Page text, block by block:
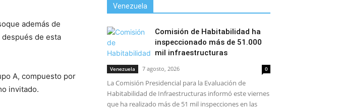
además de
de esta
A, compuesto por
invitado.
Venezuela
Comisión de Habitabilidad ha
inspeccionado más de 51.000
mil infraestructuras
Venezuela 7 agosto, 2026 0
La Comisión Presidencial para la Evaluación de
Habitabilidad de Infraestructuras informó este viernes
que ha realizado más de 51 mil inspecciones en las